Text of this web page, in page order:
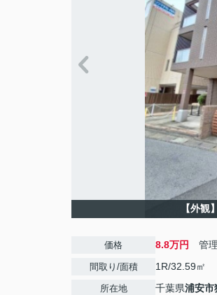
【外観】
価格 8.8万円 管
間取り/面積 1R/32.59㎡
所在地 千葉県浦安市